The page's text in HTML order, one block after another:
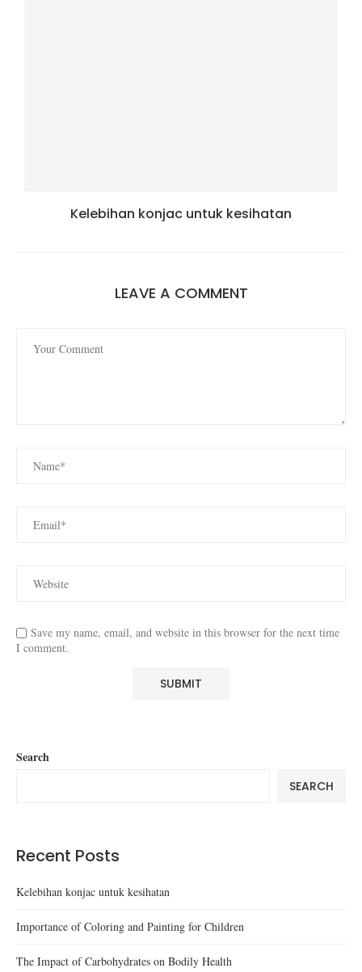
Kelebihan konjac untuk kesihatan
LEAVE A COMMENT
Save my name, email, and website in this browser for the next time
I comment.
Search
SEARCH
Recent Posts
Kelebihan konjac untuk kesihatan
Importance of Coloring and Painting for Children
The Impact of Carbohydrates on Bodily Health